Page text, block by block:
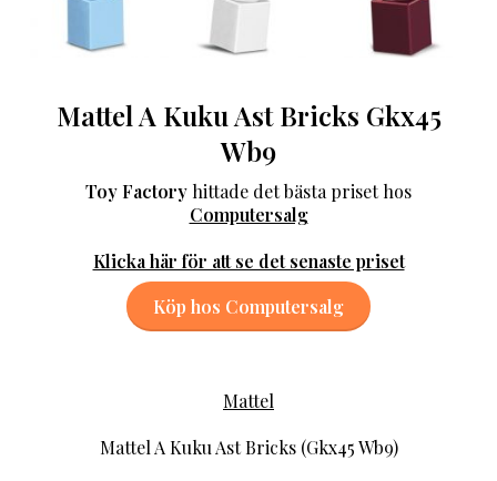
Mattel A Kuku Ast Bricks Gkx45
Wb9
Toy Factory hittade det bästa priset hos
Computersalg
Klicka här för att se det senaste priset
Köp hos Computersalg
Mattel
Mattel A Kuku Ast Bricks (Gkx45 Wb9)